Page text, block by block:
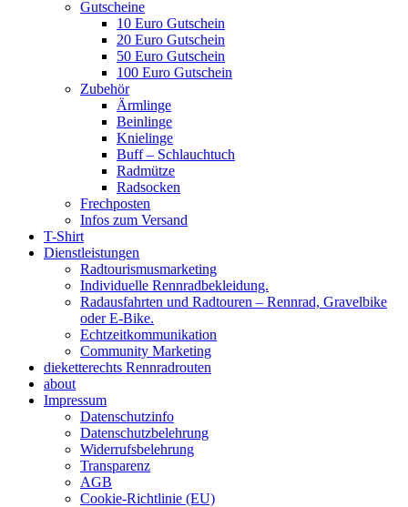
Gutscheine
10 Euro Gutschein
20 Euro Gutschein
50 Euro Gutschein
100 Euro Gutschein
Zubehör
Ärmlinge
Beinlinge
Knielinge
Buff – Schlauchtuch
Radmütze
Radsocken
Frechposten
Infos zum Versand
T-Shirt
Dienstleistungen
Radtourismusmarketing
Individuelle Rennradbekleidung.
Radausfahrten und Radtouren – Rennrad, Gravelbike
oder E-Bike.
Echtzeitkommunikation
Community Marketing
dieketterechts Rennradrouten
about
Impressum
Datenschutzinfo
Datenschutzbelehrung
Widerrufsbelehrung
Transparenz
AGB
Cookie-Richtlinie (EU)